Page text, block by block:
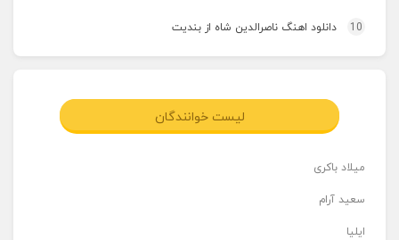
10 دانلود اهنگ ناصرالدین شاه از بندیت
لیست خوانندگان
میلاد باکری
سعید آرام
ایلیا